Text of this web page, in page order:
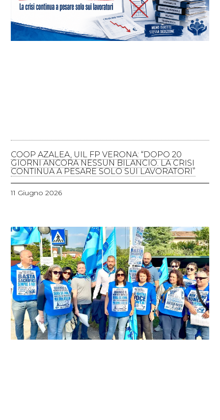
COOP AZALEA, UIL FP VERONA: “DOPO 20
GIORNI ANCORA NESSUN BILANCIO. LA CRISI
CONTINUA A PESARE SOLO SUI LAVORATORI”
11 Giugno 2026